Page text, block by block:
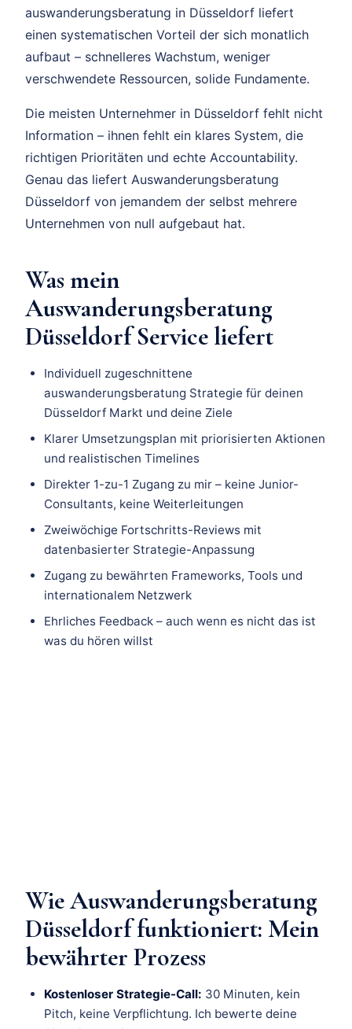
auswanderungsberatung in Düsseldorf liefert
einen systematischen Vorteil der sich monatlich
aufbaut – schnelleres Wachstum, weniger
verschwendete Ressourcen, solide Fundamente.
Die meisten Unternehmer in Düsseldorf fehlt nicht
Information – ihnen fehlt ein klares System, die
richtigen Prioritäten und echte Accountability.
Genau das liefert Auswanderungsberatung
Düsseldorf von jemandem der selbst mehrere
Unternehmen von null aufgebaut hat.
Was mein
Auswanderungsberatung
Düsseldorf Service liefert
Individuell zugeschnittene
auswanderungsberatung Strategie für deinen
Düsseldorf Markt und deine Ziele
Klarer Umsetzungsplan mit priorisierten Aktionen
und realistischen Timelines
Direkter 1-zu-1 Zugang zu mir – keine Junior-
Consultants, keine Weiterleitungen
Zweiwöchige Fortschritts-Reviews mit
datenbasierter Strategie-Anpassung
Zugang zu bewährten Frameworks, Tools und
internationalem Netzwerk
Ehrliches Feedback – auch wenn es nicht das ist
was du hören willst
Wie Auswanderungsberatung
Düsseldorf funktioniert: Mein
bewährter Prozess
Kostenloser Strategie-Call: 30 Minuten, kein
Pitch, keine Verpflichtung. Ich bewerte deine